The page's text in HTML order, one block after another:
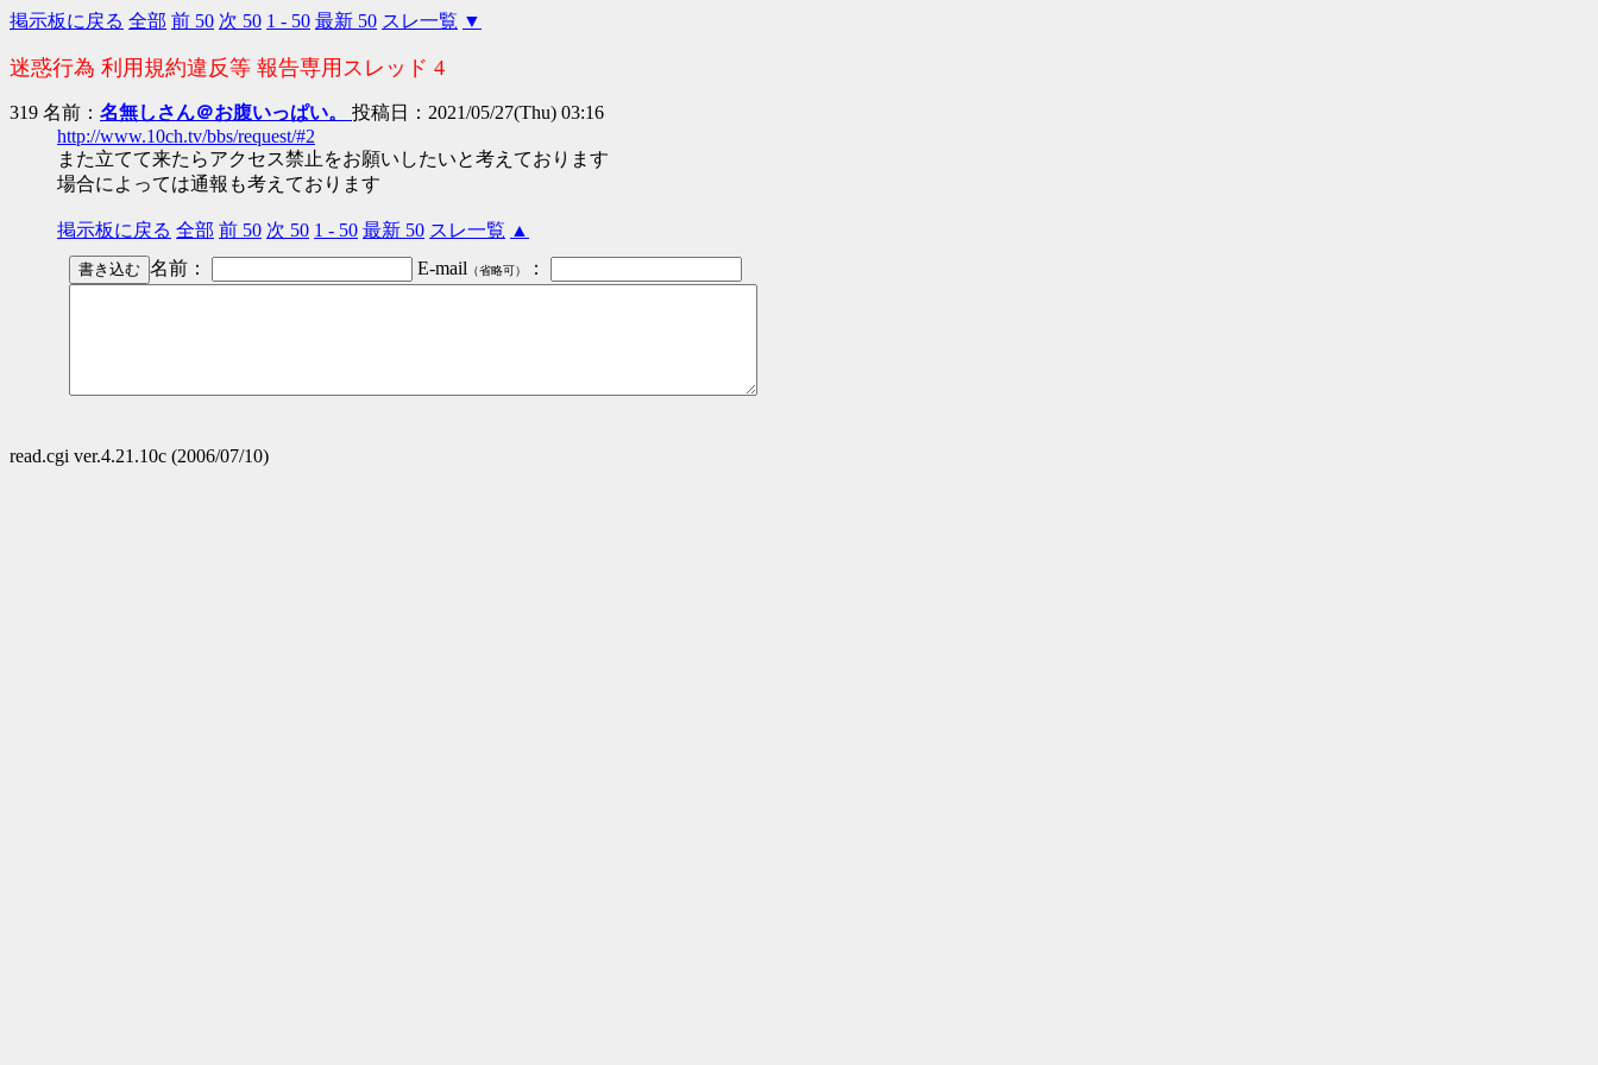
掲示板に戻る 全部 前 50 次 50 1 - 50 最新 50 スレ一覧 ▼
迷惑行為 利用規約違反等 報告専用スレッド 4
319 名前： 名無しさん＠お腹いっぱい。 投稿日：2021/05/27(Thu) 03:16
http://www.10ch.tv/bbs/request/#2
また立てて来たらアクセス禁止をお願いしたいと考えております
場合によっては通報も考えております
掲示板に戻る 全部 前 50 次 50 1 - 50 最新 50 スレ一覧 ▲
名前：
E-mail （省略可） ：
read.cgi ver.4.21.10c (2006/07/10)